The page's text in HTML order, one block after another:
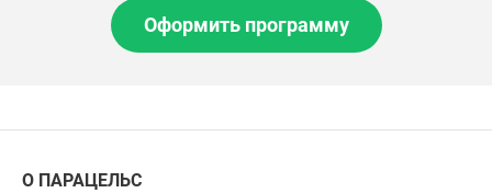
Оформить программу
О ПАРАЦЕЛЬС